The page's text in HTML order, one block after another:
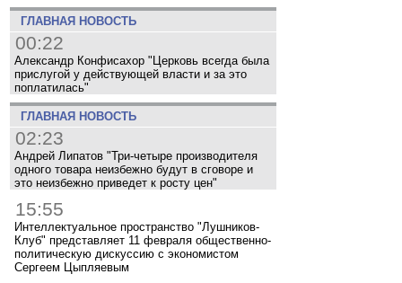
ГЛАВНАЯ НОВОСТЬ
00:22
Александр Конфисахор "Церковь всегда была
прислугой у действующей власти и за это
поплатилась"
ГЛАВНАЯ НОВОСТЬ
02:23
Андрей Липатов "Три-четыре производителя
одного товара неизбежно будут в сговоре и
это неизбежно приведет к росту цен"
15:55
Интеллектуальное пространство "Лушников-
Клуб" представляет 11 февраля общественно-
политическую дискуссию с экономистом
Сергеем Цыпляевым